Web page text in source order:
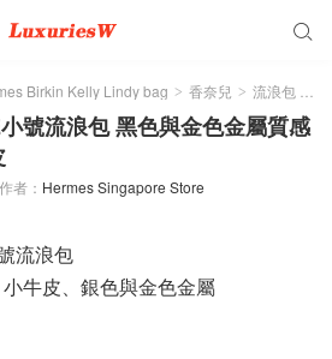

Birkin Kelly Lindy bag > 香奈兒 > 流浪包 >
號流浪包 黑色與金色金屬質感
作者： Hermes Singapore Store
流浪包
牛皮、銀色與金色金屬